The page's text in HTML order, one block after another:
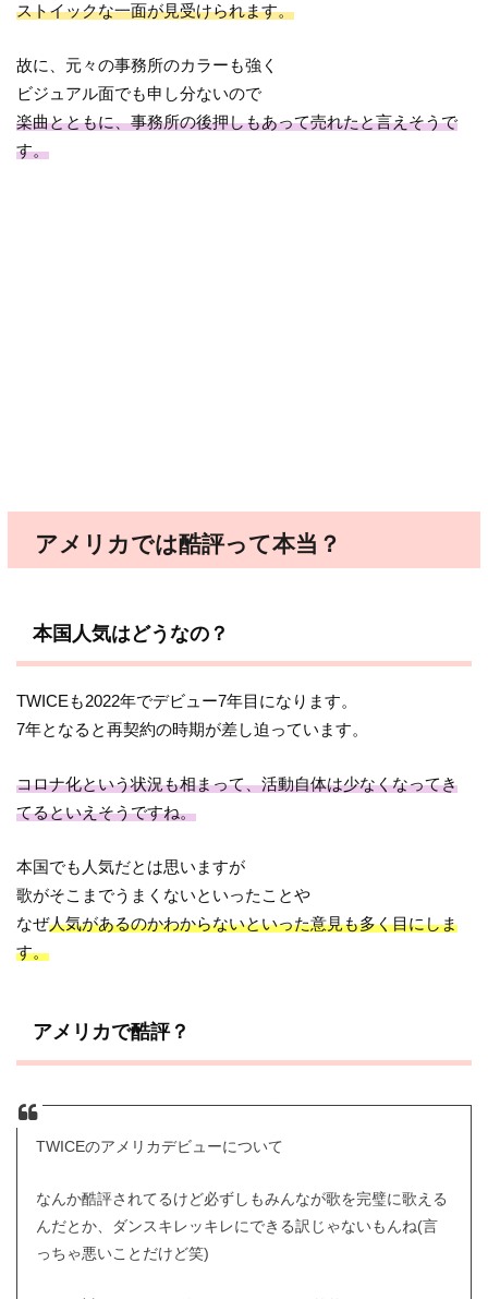
ストイックな一面が見受けられます。
故に、元々の事務所のカラーも強く
ビジュアル面でも申し分ないので
楽曲とともに、事務所の後押しもあって売れたと言えそうで
す。
アメリカでは酷評って本当？
本国人気はどうなの？
TWICEも2022年でデビュー7年目になります。
7年となると再契約の時期が差し迫っています。
コロナ化という状況も相まって、活動自体は少なくなってき
てるといえそうですね。
本国でも人気だとは思いますが
歌がそこまでうまくないといったことや
なぜ人気があるのかわからないといった意見も多く目にしま
す。
アメリカで酷評？
TWICEのアメリカデビューについて
なんか酷評されてるけど必ずしもみんなが歌を完璧に歌える
んだとか、ダンスキレッキレにできる訳じゃないもんね(言
っちゃ悪いことだけど笑)